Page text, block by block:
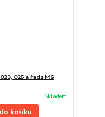
025 a řadu MS
Skladem
košíku